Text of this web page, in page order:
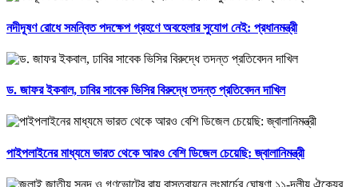
নদীদূষণ রোধে সমন্বিত পদক্ষেপ গ্রহণে অবহেলার সুযোগ নেই: প্রধানমন্ত্রী
ড. জাফর ইকবাল, ঢাবির সাবেক ভিসির বিরুদ্ধে তদন্ত প্রতিবেদন দাখিল
পাইপলাইনের মাধ্যমে ভারত থেকে আরও বেশি ডিজেল চেয়েছি: জ্বালানিমন্ত্রী